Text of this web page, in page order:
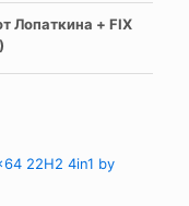
Лопаткина + FIX
22H2 4in1 by